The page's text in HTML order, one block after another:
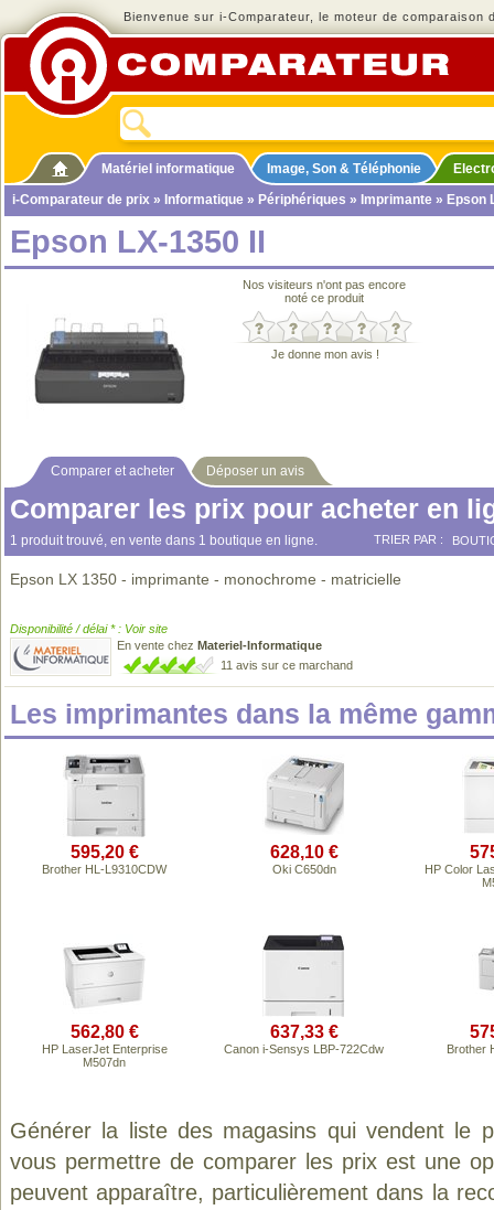
Bienvenue sur i-Comparateur, le moteur de comparaison
Matériel informatique Image, Son & Téléphonie
i-Comparateur de prix » Informatique » Périphériques » Imprimante » Epson
Epson LX-1350 II
Nos visiteurs n'ont pas encore
noté ce produit
Je donne mon avis !
Comparer et acheter Déposer un avis
Comparer les prix pour acheter en
1 produit trouvé, en vente dans 1 boutique en ligne. TRIER PAR :
Epson LX 1350 - imprimante - monochrome - matricielle
Disponibilité / délai * : Voir site
En vente chez Materiel-Informatique
11 avis sur ce marchand
Les imprimantes dans la même
595,20 €
Brother HL-L9310CDW
628,10 €
Oki C650dn
HP Color
562,80 €
HP LaserJet Enterprise
M507dn
637,33 €
Canon i-Sensys LBP-722Cdw Brother
Générer la liste des magasins qui vendent le
vous permettre de comparer les prix est une
peuvent apparaître, particulièrement dans la